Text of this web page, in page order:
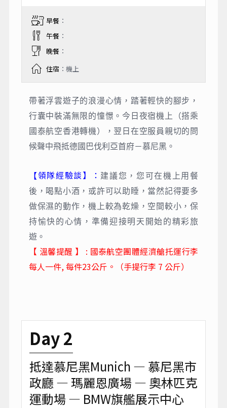
早餐：
午餐：
晚餐：
住宿 ：機上
帶著浮雲遊子的浪漫心情，踏著輕快的腳步，
行囊中裝滿無限的憧憬。今日夜宿機上（搭乘
國泰航空香港轉機），翌日在空服員親切的問
候聲中飛抵德國巴伐利亞首府－慕尼黑。
【 領隊經驗談】 ： 建議您，您可在機上用餐
後，喝點小酒，或許可以助睡，當然記得要多
做保濕的動作，機上較為乾燥，空間較小，保
持愉快的心情，準備迎接明天開始的精彩旅
遊。
【 溫馨提醒 】 : 國泰航空團體經濟艙托運行李
每人一件, 每件23公斤。（手提行李 7 公斤）
Day 2
抵達慕尼黑Munich — 慕尼黑市
政廳 — 瑪麗恩廣場 — 奧林匹克
運動場 — BMW旗艦展示中心